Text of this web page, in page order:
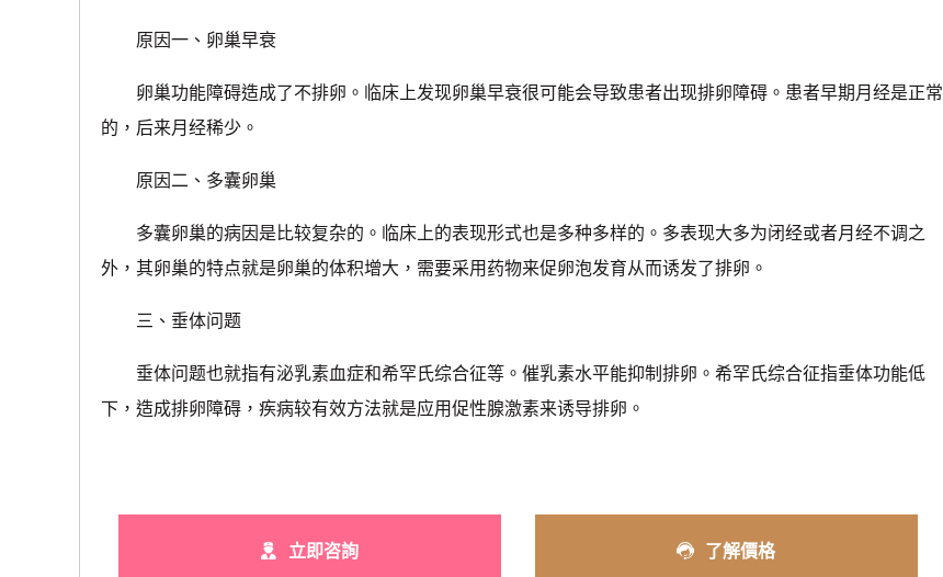
原因一、卵巢早衰
卵巢功能障碍造成了不排卵。临床上发现卵巢早衰很可能会导致患者出现排卵障碍。患者早期月经是正常
的，后来月经稀少。
原因二、多囊卵巢
多囊卵巢的病因是比较复杂的。临床上的表现形式也是多种多样的。多表现大多为闭经或者月经不调之
外，其卵巢的特点就是卵巢的体积增大，需要采用药物来促卵泡发育从而诱发了排卵。
三、垂体问题
垂体问题也就指有泌乳素血症和希罕氏综合征等。催乳素水平能抑制排卵。希罕氏综合征指垂体功能低
下，造成排卵障碍，疾病较有效方法就是应用促性腺激素来诱导排卵。
立即咨詢 了解價格